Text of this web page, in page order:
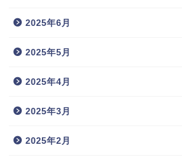
2025年6月
2025年5月
2025年4月
2025年3月
2025年2月